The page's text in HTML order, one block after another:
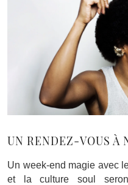
UN RENDEZ-VOUS À
Un week-end magie avec
et la culture soul